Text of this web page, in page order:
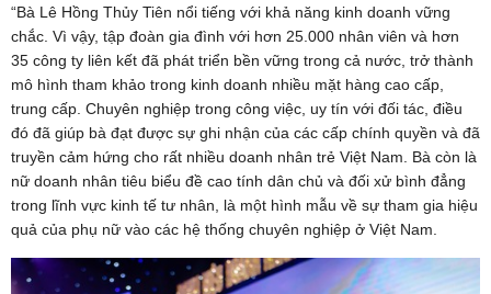
“Bà Lê Hồng Thủy Tiên nổi tiếng với khả năng kinh doanh vững
chắc. Vì vậy, tập đoàn gia đình với hơn 25.000 nhân viên và hơn
35 công ty liên kết đã phát triển bền vững trong cả nước, trở thành
mô hình tham khảo trong kinh doanh nhiều mặt hàng cao cấp,
trung cấp. Chuyên nghiệp trong công việc, uy tín với đối tác, điều
đó đã giúp bà đạt được sự ghi nhận của các cấp chính quyền và đã
truyền cảm hứng cho rất nhiều doanh nhân trẻ Việt Nam. Bà còn là
nữ doanh nhân tiêu biểu đề cao tính dân chủ và đối xử bình đẳng
trong lĩnh vực kinh tế tư nhân, là một hình mẫu về sự tham gia hiệu
quả của phụ nữ vào các hệ thống chuyên nghiệp ở Việt Nam.